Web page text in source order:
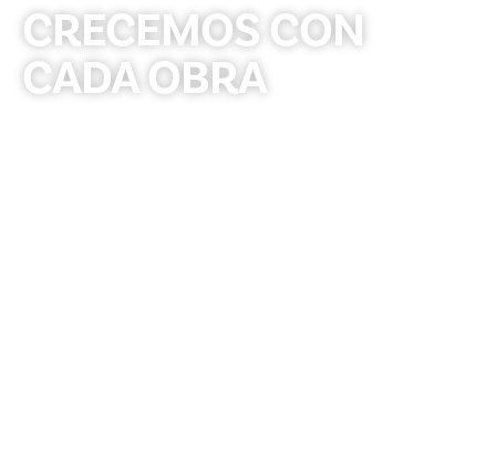
CRECEMOS CON
CADA OBRA